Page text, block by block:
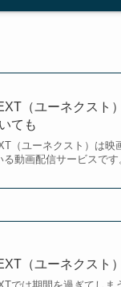
（ユーネクスト
ても
（ユーネクスト）は
る動画配信サービスで
（ユーネクスト